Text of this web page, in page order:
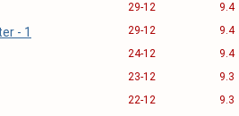
29-12 9.4
- 1 29-12 9.4
24-12 9.4
23-12 9.3
22-12 9.3